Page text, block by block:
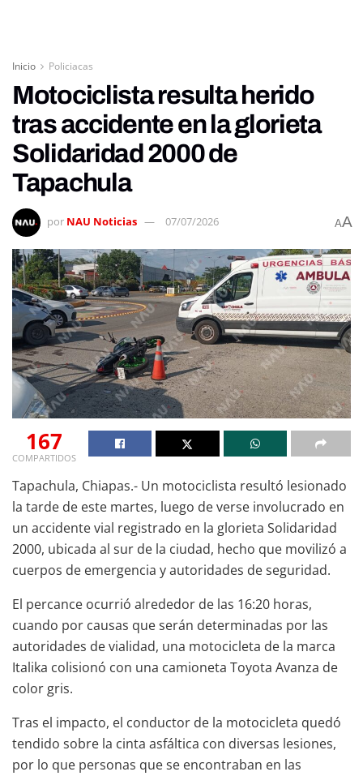
Inicio Policiacas
Motociclista resulta herido
tras accidente en la glorieta
Solidaridad 2000 de
Tapachula
por NAU Noticias 07/07/2026 AA
167
COMPARTIDOS
Tapachula, Chiapas.- Un motociclista resultó lesionado
la tarde de este martes, luego de verse involucrado en
un accidente vial registrado en la glorieta Solidaridad
2000, ubicada al sur de la ciudad, hecho que movilizó a
cuerpos de emergencia y autoridades de seguridad.
El percance ocurrió alrededor de las 16:20 horas,
cuando por causas que serán determinadas por las
autoridades de vialidad, una motocicleta de la marca
Italika colisionó con una camioneta Toyota Avanza de
color gris.
Tras el impacto, el conductor de la motocicleta quedó
tendido sobre la cinta asfáltica con diversas lesiones,
por lo que personas que se encontraban en las